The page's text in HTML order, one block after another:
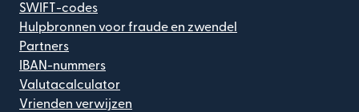
SWIFT-codes
Hulpbronnen voor fraude en zwendel
Partners
IBAN-nummers
Valutacalculator
Vrienden verwijzen